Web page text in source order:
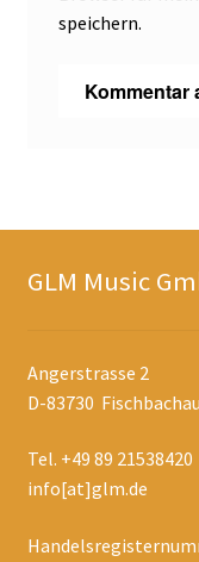
speichern.
GLM Music
Angerstrasse 2
D-83730 Fischbachau
Tel. +49 89 21538420
info[at]glm.de